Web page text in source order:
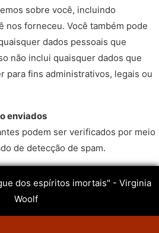
sobre você, incluindo
nos forneceu. Você também pode
dados pessoais que
não inclui quaisquer dados que
para fins administrativos, legais ou
enviados
podem ser verificados por meio
de detecção de spam.
dos espíritos imortais" - Virginia
Woolf